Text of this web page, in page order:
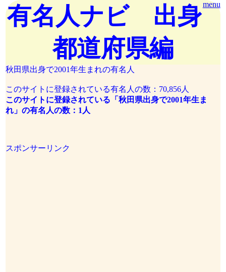
menu
有名人ナビ 出身
都道府県編
秋田県出身で2001年生まれの有名人
このサイトに登録されている有名人の数：70,856人
このサイトに登録されている「秋田県出身で2001年生ま
れ」の有名人の数：1人
スポンサーリンク